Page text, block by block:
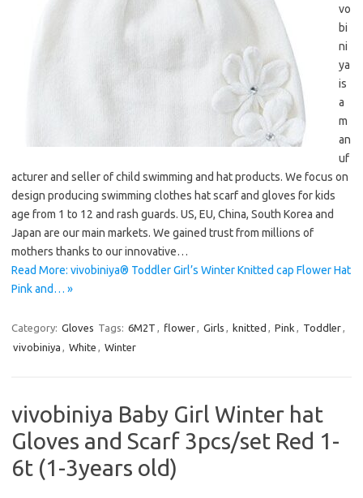
vo
bi
ni
ya
is
a
m
an
uf
acturer and seller of child swimming and hat products. We focus on
design producing swimming clothes hat scarf and gloves for kids
age from 1 to 12 and rash guards. US, EU, China, South Korea and
Japan are our main markets. We gained trust from millions of
mothers thanks to our innovative…
Read More: vivobiniya® Toddler Girl’s Winter Knitted cap Flower Hat
Pink and… »
Category: Gloves Tags: 6M2T , flower, Girls , knitted , Pink , Toddler,
vivobiniya , White , Winter
vivobiniya Baby Girl Winter hat
Gloves and Scarf 3pcs/set Red 1-
6t (1-3years old)